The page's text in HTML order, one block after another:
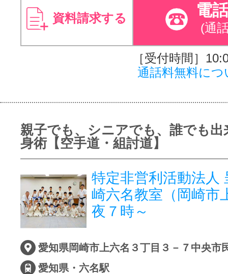
資料請求する 電
(通
［受付時間］
通話料無料につ
親子でも、シニアでも、誰でも出
身術【空手道・組討道】
特定非営利活動法人
崎六名教室（岡崎市
夜７時～
愛知県岡崎市上六名３丁目３－７中央市
愛知県・六名駅